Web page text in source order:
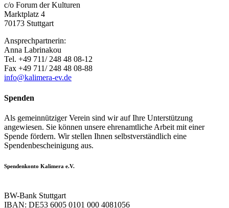
c/o Forum der Kulturen
Marktplatz 4
70173 Stuttgart
Ansprechpartnerin:
Anna Labrinakou
Tel. +49 711/ 248 48 08-12
Fax +49 711/ 248 48 08-88
info@kalimera-ev.de
Spenden
Als gemeinnütziger Verein sind wir auf Ihre Unterstützung
angewiesen. Sie können unsere ehrenamtliche Arbeit mit einer
Spende fördern. Wir stellen Ihnen selbstverständlich eine
Spendenbescheinigung aus.
Spendenkonto Kalimera e.V.
BW-Bank Stuttgart
IBAN: DE53 6005 0101 000 4081056